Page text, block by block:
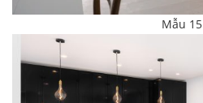
Mẫu 15